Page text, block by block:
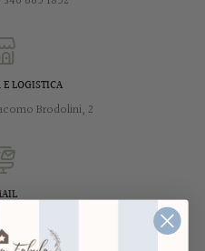
LOGISTICA
Brodolini, 2